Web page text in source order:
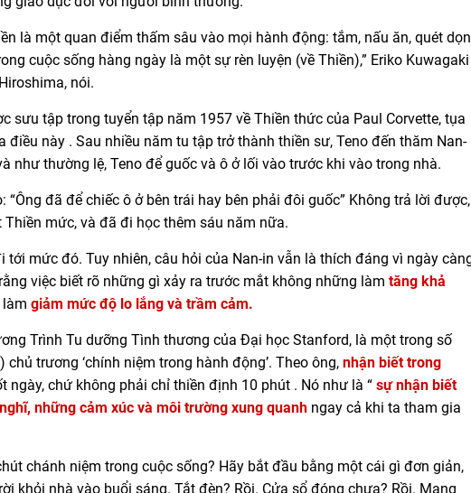
là một quan điểm thấm sâu vào mọi hành động: tắm, nấu ăn, quét
cuộc sống hàng ngày là một sự rèn luyện (về Thiền),” Eriko Kuwagaki
nói.
sưu tập trong tuyển tập năm 1957 về Thiền thức của Paul Corvette, tụa
điều này . Sau nhiều năm tu tập trở thành thiền sư, Teno đến thăm Nan-
như thường lệ, Teno để guốc và ô ở lối vào trước khi vào trong nhà.
“Ông đã để chiếc ô ở bên trái hay bên phải đôi guốc” Không trả lời được,
mức, và đã đi học thêm sáu năm nữa.
tới mức đó. Tuy nhiên, câu hỏi của Nan-in vẫn là thích đáng vì ngày
việc biết rõ những gì xảy ra trước mắt không những làm tăng khả
giảm mức độ lo lắng và trầm cảm.
Trình Tu dưỡng Tình thương của Đại học Stanford, là một trong số
trương ‘chính niệm trong hành động’. Theo ông, nhận biết trong
ngày, chứ không phải chỉ thiền định 10 phút . Nó như là “ sự nhận biết
những cảm xúc và môi trường xung quanh ngay cả khi ta tham gia
chánh niệm trong cuộc sống? Hãy bắt đầu bằng một cái gì đơn giản,
khỏi nhà vào buổi sáng. Tắt đèn? Rồi. Cửa sổ đóng chưa? Rồi. Mang